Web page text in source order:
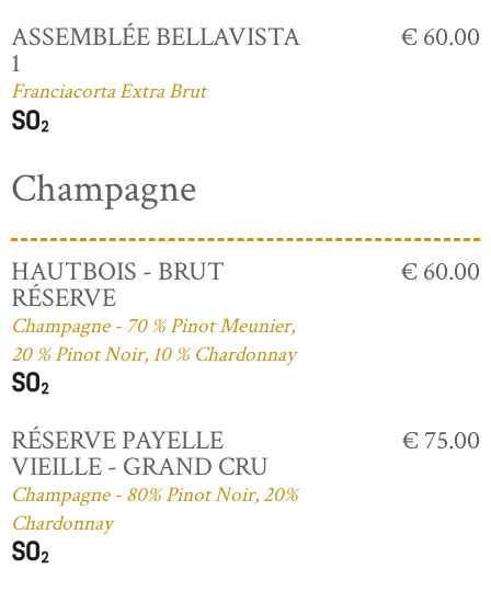
ASSEMBLÉE BELLAVISTA
1
Franciacorta Extra Brut
€ 60.00
Champagne
HAUTBOIS - BRUT
RÉSERVE
Champagne - 70 % Pinot Meunier,
20 % Pinot Noir, 10 % Chardonnay
€ 60.00
RÉSERVE PAYELLE
VIEILLE - GRAND CRU
Champagne - 80% Pinot Noir, 20%
Chardonnay
€ 75.00